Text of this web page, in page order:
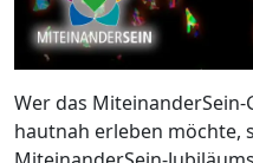
Wer das
hautnah erleben möchte,